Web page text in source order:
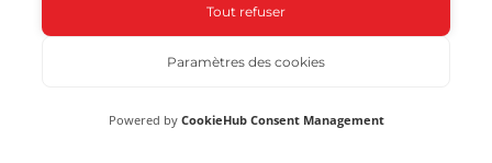
Benimar T430
67 885 €
Tout refuser
Paramètres des cookies
Powered by CookieHub Consent Management